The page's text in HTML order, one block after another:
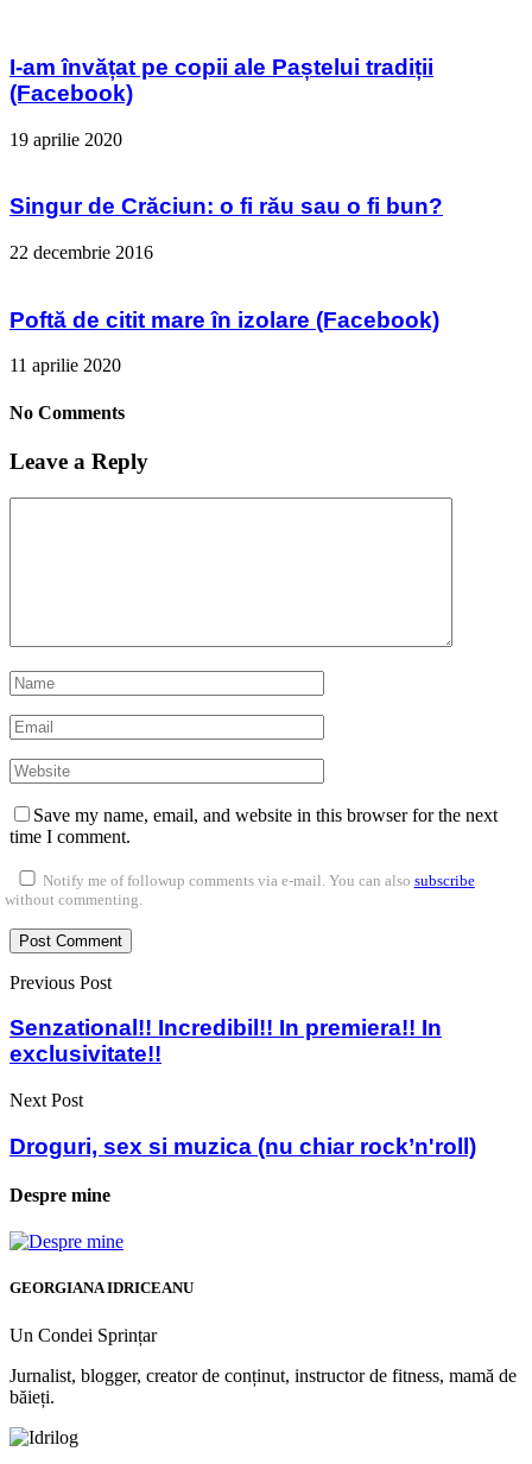
I-am învățat pe copii ale Paștelui tradiții
(Facebook)
19 aprilie 2020
Singur de Crăciun: o fi rău sau o fi bun?
22 decembrie 2016
Poftă de citit mare în izolare (Facebook)
11 aprilie 2020
No Comments
Leave a Reply
Save my name, email, and website in this browser for the next
time I comment.
Notify me of followup comments via e-mail. You can also subscribe
without commenting.
Previous Post
Senzational!! Incredibil!! In premiera!! In
exclusivitate!!
Next Post
Droguri, sex si muzica (nu chiar rock’n'roll)
Despre mine
GEORGIANA IDRICEANU
Un Condei Sprințar
Jurnalist, blogger, creator de conținut, instructor de fitness, mamă de
băieți.